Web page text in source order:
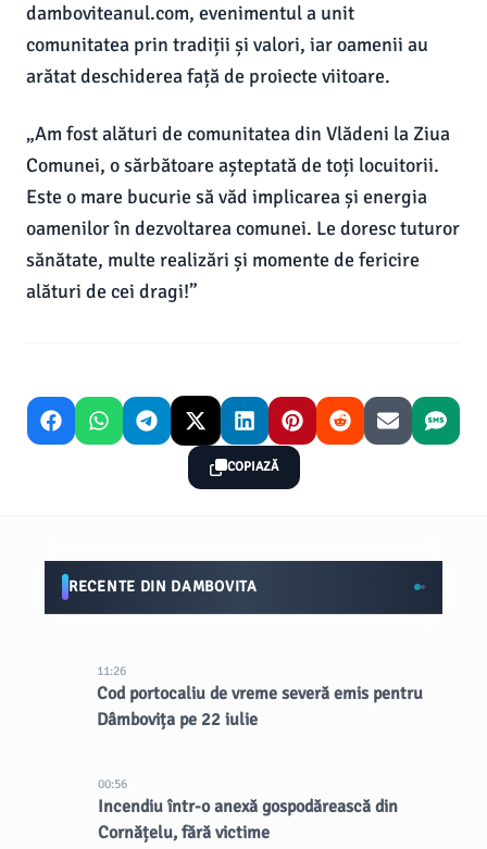
damboviteanul.com, evenimentul a unit
comunitatea prin tradiții și valori, iar oamenii au
arătat deschiderea față de proiecte viitoare.
„Am fost alături de comunitatea din Vlădeni la Ziua
Comunei, o sărbătoare așteptată de toți locuitorii.
Este o mare bucurie să văd implicarea și energia
oamenilor în dezvoltarea comunei. Le doresc tuturor
sănătate, multe realizări și momente de fericire
alături de cei dragi!”
COPIAZĂ
RECENTE DIN DAMBOVITA
11:26
Cod portocaliu de vreme severă emis pentru
Dâmbovița pe 22 iulie
00:56
Incendiu într-o anexă gospodărească din
Cornățelu, fără victime